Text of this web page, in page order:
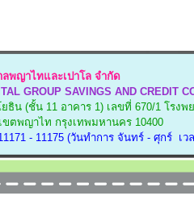
พญาไทและเปาโล จำกัด
GROUP SAVINGS AND CREDIT
ธิน (ชั้น 11 อาคาร 1) เลขที่ 670/1 โรง
เขตพญาไท กรุงเทพมหานคร 10400
- 11175 (วันทำการ จันทร์ - ศุกร์ เว